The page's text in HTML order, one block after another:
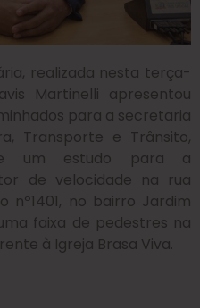
realizada nesta terça-
Martinelli apresentou
para a secretaria
Transporte e Trânsito,
um estudo para a
de velocidade na rua
nº1401, no bairro Jardim
faixa de pedestres na
à Igreja Brasa Viva.